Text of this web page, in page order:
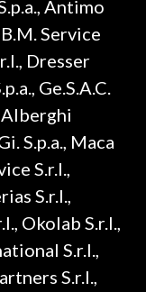
Antimo
Service
Dresser
Ge.S.A.C.
Alberghi
S.p.a., Maca
S.r.l.,
S.r.l.,
Okolab S.r.l.,
S.r.l.,
S.r.l.,